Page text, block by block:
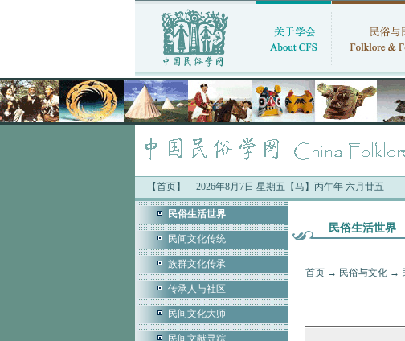
【首页】 2026年8月7日 星期五【马】丙午年 六月廿五
民俗生活世界
民间文化传统
族群文化传承
传承人与社区
民间文化大师
民间文献寻踪
民俗生活世界
首页→ 民俗与文化→